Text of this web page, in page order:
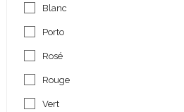
Blanc
Porto
Rosé
Rouge
Vert